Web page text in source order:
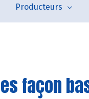
Producteurs
façon